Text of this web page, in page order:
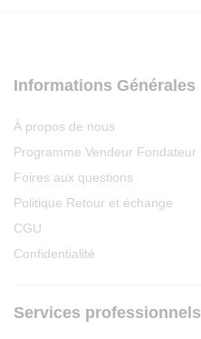
Informations Générales
À propos de nous
Programme Vendeur Fondateur
Foires aux questions
Politique Retour et échange
CGU
Confidentialité
Services professionnels